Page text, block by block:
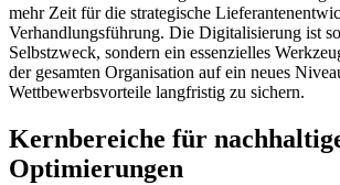
mehr Zeit für die strategische
Verhandlungsführung. Die Digitalisierung ist
Selbstzweck, sondern ein essenzielles
der gesamten Organisation auf ein neues
Wettbewerbsvorteile langfristig zu sichern.
Kernbereiche für
Optimierungen